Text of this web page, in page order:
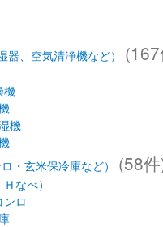
、空気清浄機など）
機
機
・玄米保冷庫など）
(58
なべ）
ロ